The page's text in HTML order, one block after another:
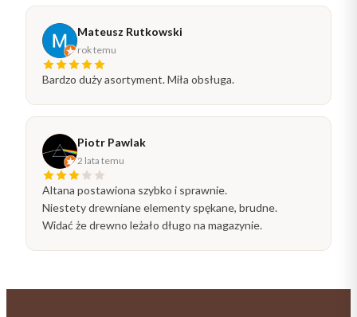
Mateusz Rutkowski
rok temu
Bardzo duży asortyment. Miła obsługa.
Piotr Pawlak
2 lata temu
Altana postawiona szybko i sprawnie.
Niestety drewniane elementy spękane, brudne.
Widać że drewno leżało długo na magazynie.